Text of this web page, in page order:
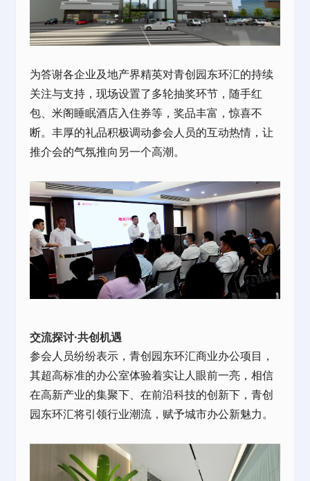
为答谢各企业及地产界精英对青创园东环汇的持续
关注与支持，现场设置了多轮抽奖环节，随手红
包、米阁睡眠酒店入住券等，奖品丰富，惊喜不
断。丰厚的礼品积极调动参会人员的互动热情，让
推介会的气氛推向另一个高潮。
交流探讨·共创机遇
参会人员纷纷表示，青创园东环汇商业办公项目，
其超高标准的办公室体验着实让人眼前一亮，相信
在高新产业的集聚下、在前沿科技的创新下，青创
园东环汇将引领行业潮流，赋予城市办公新魅力。